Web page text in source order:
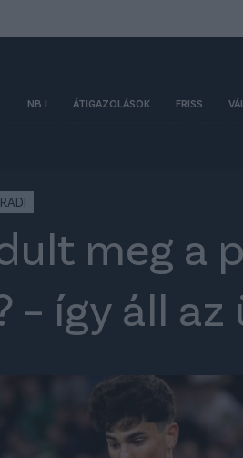
NB I ÁTIGAZOLÁSOK FRISS
meg a
– így áll az